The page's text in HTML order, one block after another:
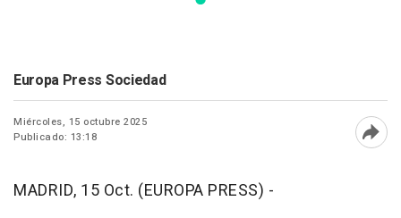
Europa Press Sociedad
Miércoles, 15 octubre 2025
Publicado: 13:18
MADRID, 15 Oct. (EUROPA PRESS) -